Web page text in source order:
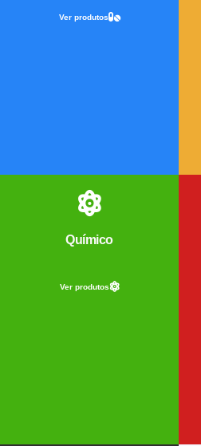
Ver produtos
Químico
Ver produtos